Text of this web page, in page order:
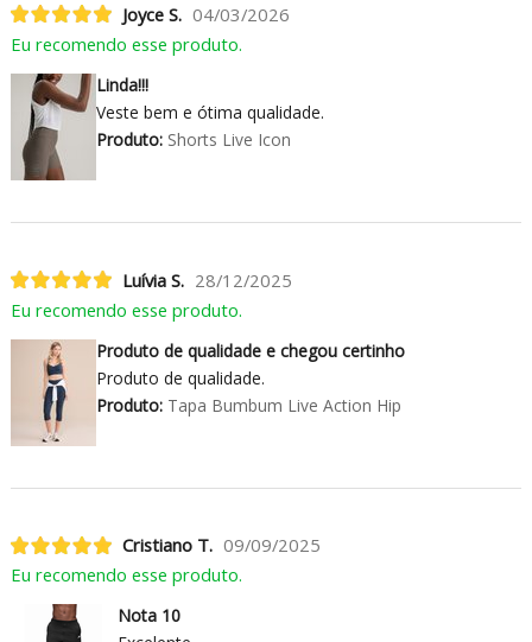
Joyce S. 04/03/2026
Eu recomendo esse produto.
Linda!!!
Veste bem e ótima qualidade.
Produto:Shorts Live Icon
Luívia S. 28/12/2025
Eu recomendo esse produto.
Produto de qualidade e chegou certinho
Produto de qualidade.
Produto:Tapa Bumbum Live Action Hip
Cristiano T. 09/09/2025
Eu recomendo esse produto.
Nota 10